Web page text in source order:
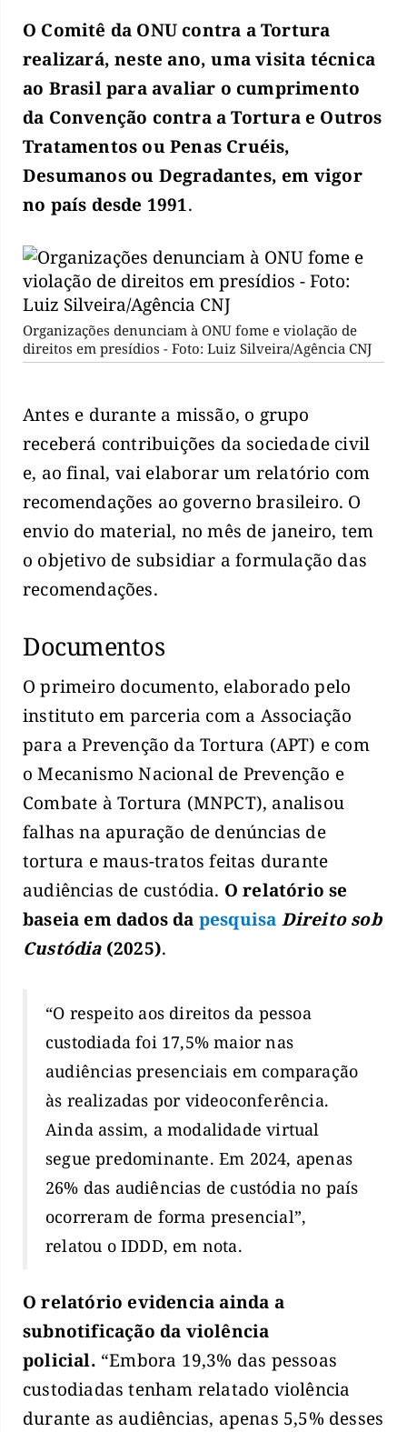
O Comitê da ONU contra a Tortura
realizará, neste ano, uma visita técnica
ao Brasil para avaliar o cumprimento
da Convenção contra a Tortura e Outros
Tratamentos ou Penas Cruéis,
Desumanos ou Degradantes, em vigor
no país desde 1991.
Organizações denunciam à ONU fome e violação de
direitos em presídios - Foto: Luiz Silveira/Agência CNJ
Antes e durante a missão, o grupo
receberá contribuições da sociedade civil
e, ao final, vai elaborar um relatório com
recomendações ao governo brasileiro. O
envio do material, no mês de janeiro, tem
o objetivo de subsidiar a formulação das
recomendações.
Documentos
O primeiro documento, elaborado pelo
instituto em parceria com a Associação
para a Prevenção da Tortura (APT) e com
o Mecanismo Nacional de Prevenção e
Combate à Tortura (MNPCT), analisou
falhas na apuração de denúncias de
tortura e maus-tratos feitas durante
audiências de custódia. O relatório se
baseia em dados da pesquisa Direito sob
Custódia(2025).
“O respeito aos direitos da pessoa
custodiada foi 17,5% maior nas
audiências presenciais em comparação
às realizadas por videoconferência.
Ainda assim, a modalidade virtual
segue predominante. Em 2024, apenas
26% das audiências de custódia no país
ocorreram de forma presencial”,
relatou o IDDD, em nota.
O relatório evidencia ainda a
subnotificação da violência
policial. “Embora 19,3% das pessoas
custodiadas tenham relatado violência
durante as audiências, apenas 5,5% desses